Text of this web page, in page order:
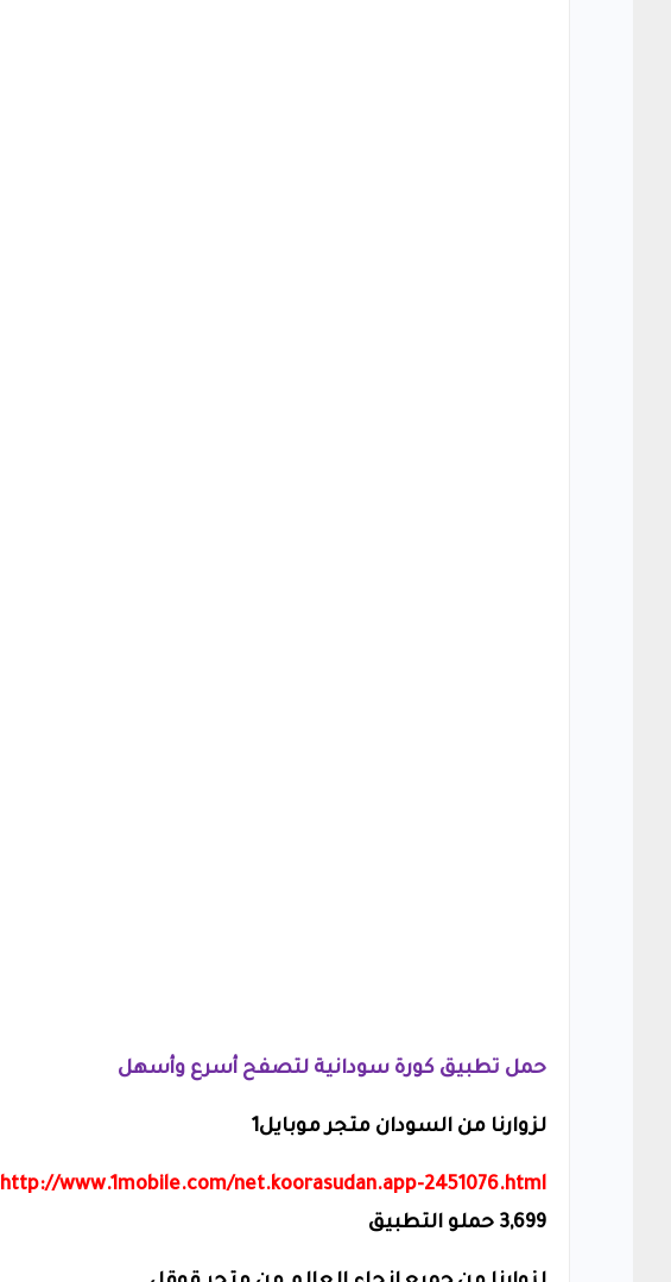
حمل تطبيق كورة سودانية لتصفح أسرع وأسهل
لزوارنا من السودان متجر موبايل1
http://www.1mobile.com/net.koorasudan.app-2451076.html
3,699 حملو التطبيق